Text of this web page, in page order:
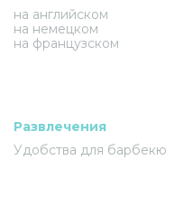
на английском
на немецком
на французском
Развлечения
Удобства для барбекю